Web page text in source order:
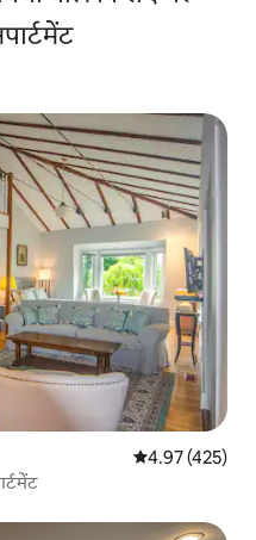
औसत रेटिंग 5 में से
4.97 (425)